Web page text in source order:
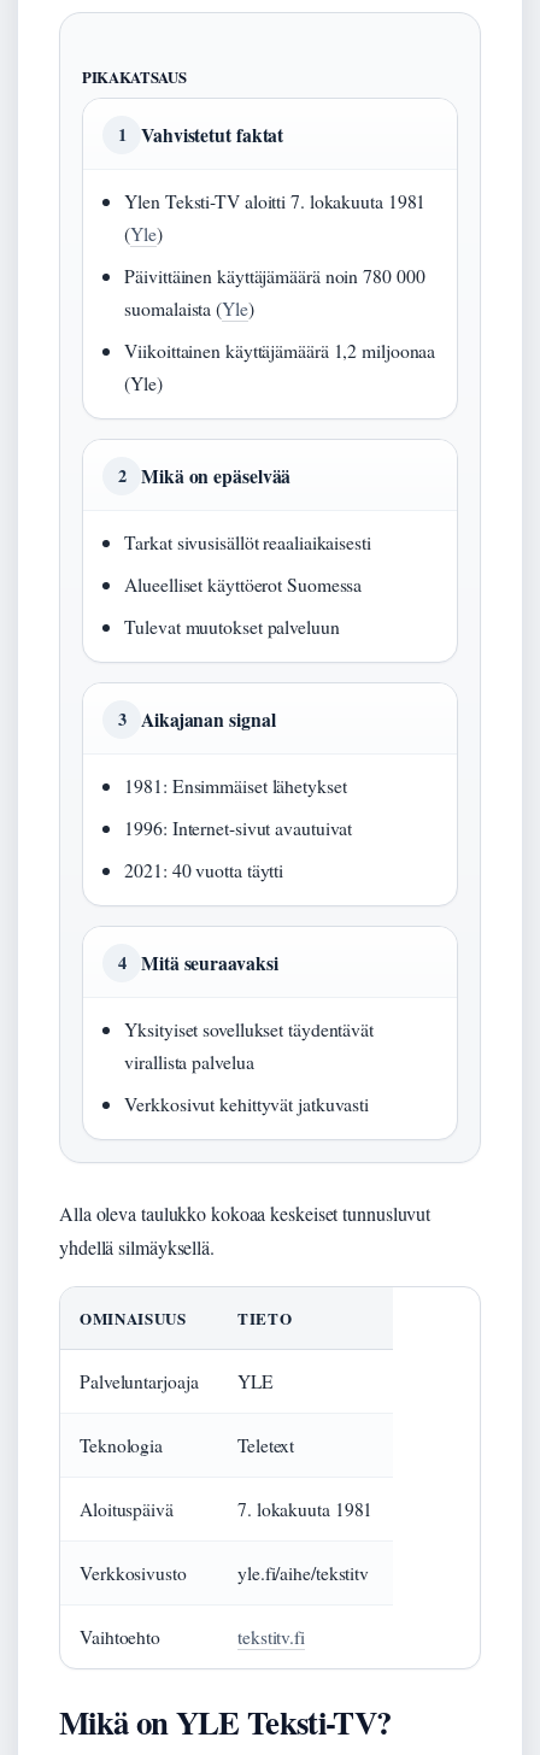
PIKAKATSAUS
1 Vahvistetut faktat
Ylen Teksti-TV aloitti 7. lokakuuta 1981
(Yle)
Päivittäinen käyttäjämäärä noin 780 000
suomalaista (Yle)
Viikoittainen käyttäjämäärä 1,2 miljoonaa
(Yle)
2 Mikä on epäselvää
Tarkat sivusisällöt reaaliaikaisesti
Alueelliset käyttöerot Suomessa
Tulevat muutokset palveluun
3 Aikajanan signal
1981: Ensimmäiset lähetykset
1996: Internet-sivut avautuivat
2021: 40 vuotta täytti
4 Mitä seuraavaksi
Yksityiset sovellukset täydentävät
virallista palvelua
Verkkosivut kehittyvät jatkuvasti
Alla oleva taulukko kokoaa keskeiset tunnusluvut
yhdellä silmäyksellä.
OMINAISUUS TIETO
Palveluntarjoaja YLE
Teknologia Teletext
Aloituspäivä 7. lokakuuta 1981
Verkkosivusto yle.fi/aihe/tekstitv
Vaihtoehto tekstitv.fi
Mikä on YLE Teksti-TV?